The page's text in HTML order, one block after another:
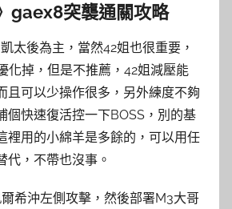
gaex8突襲通關攻略
太後為主，當然42姐也很重要，
化掉，但是不推薦，42姐減壓能
且可以少操作很多，另外練度不夠
個快速復活控一下BOSS，別的基
裡用的小綿羊是多餘的，可以用任
代，不帶也沒事。
希沖左側攻擊，然後部署M3大哥